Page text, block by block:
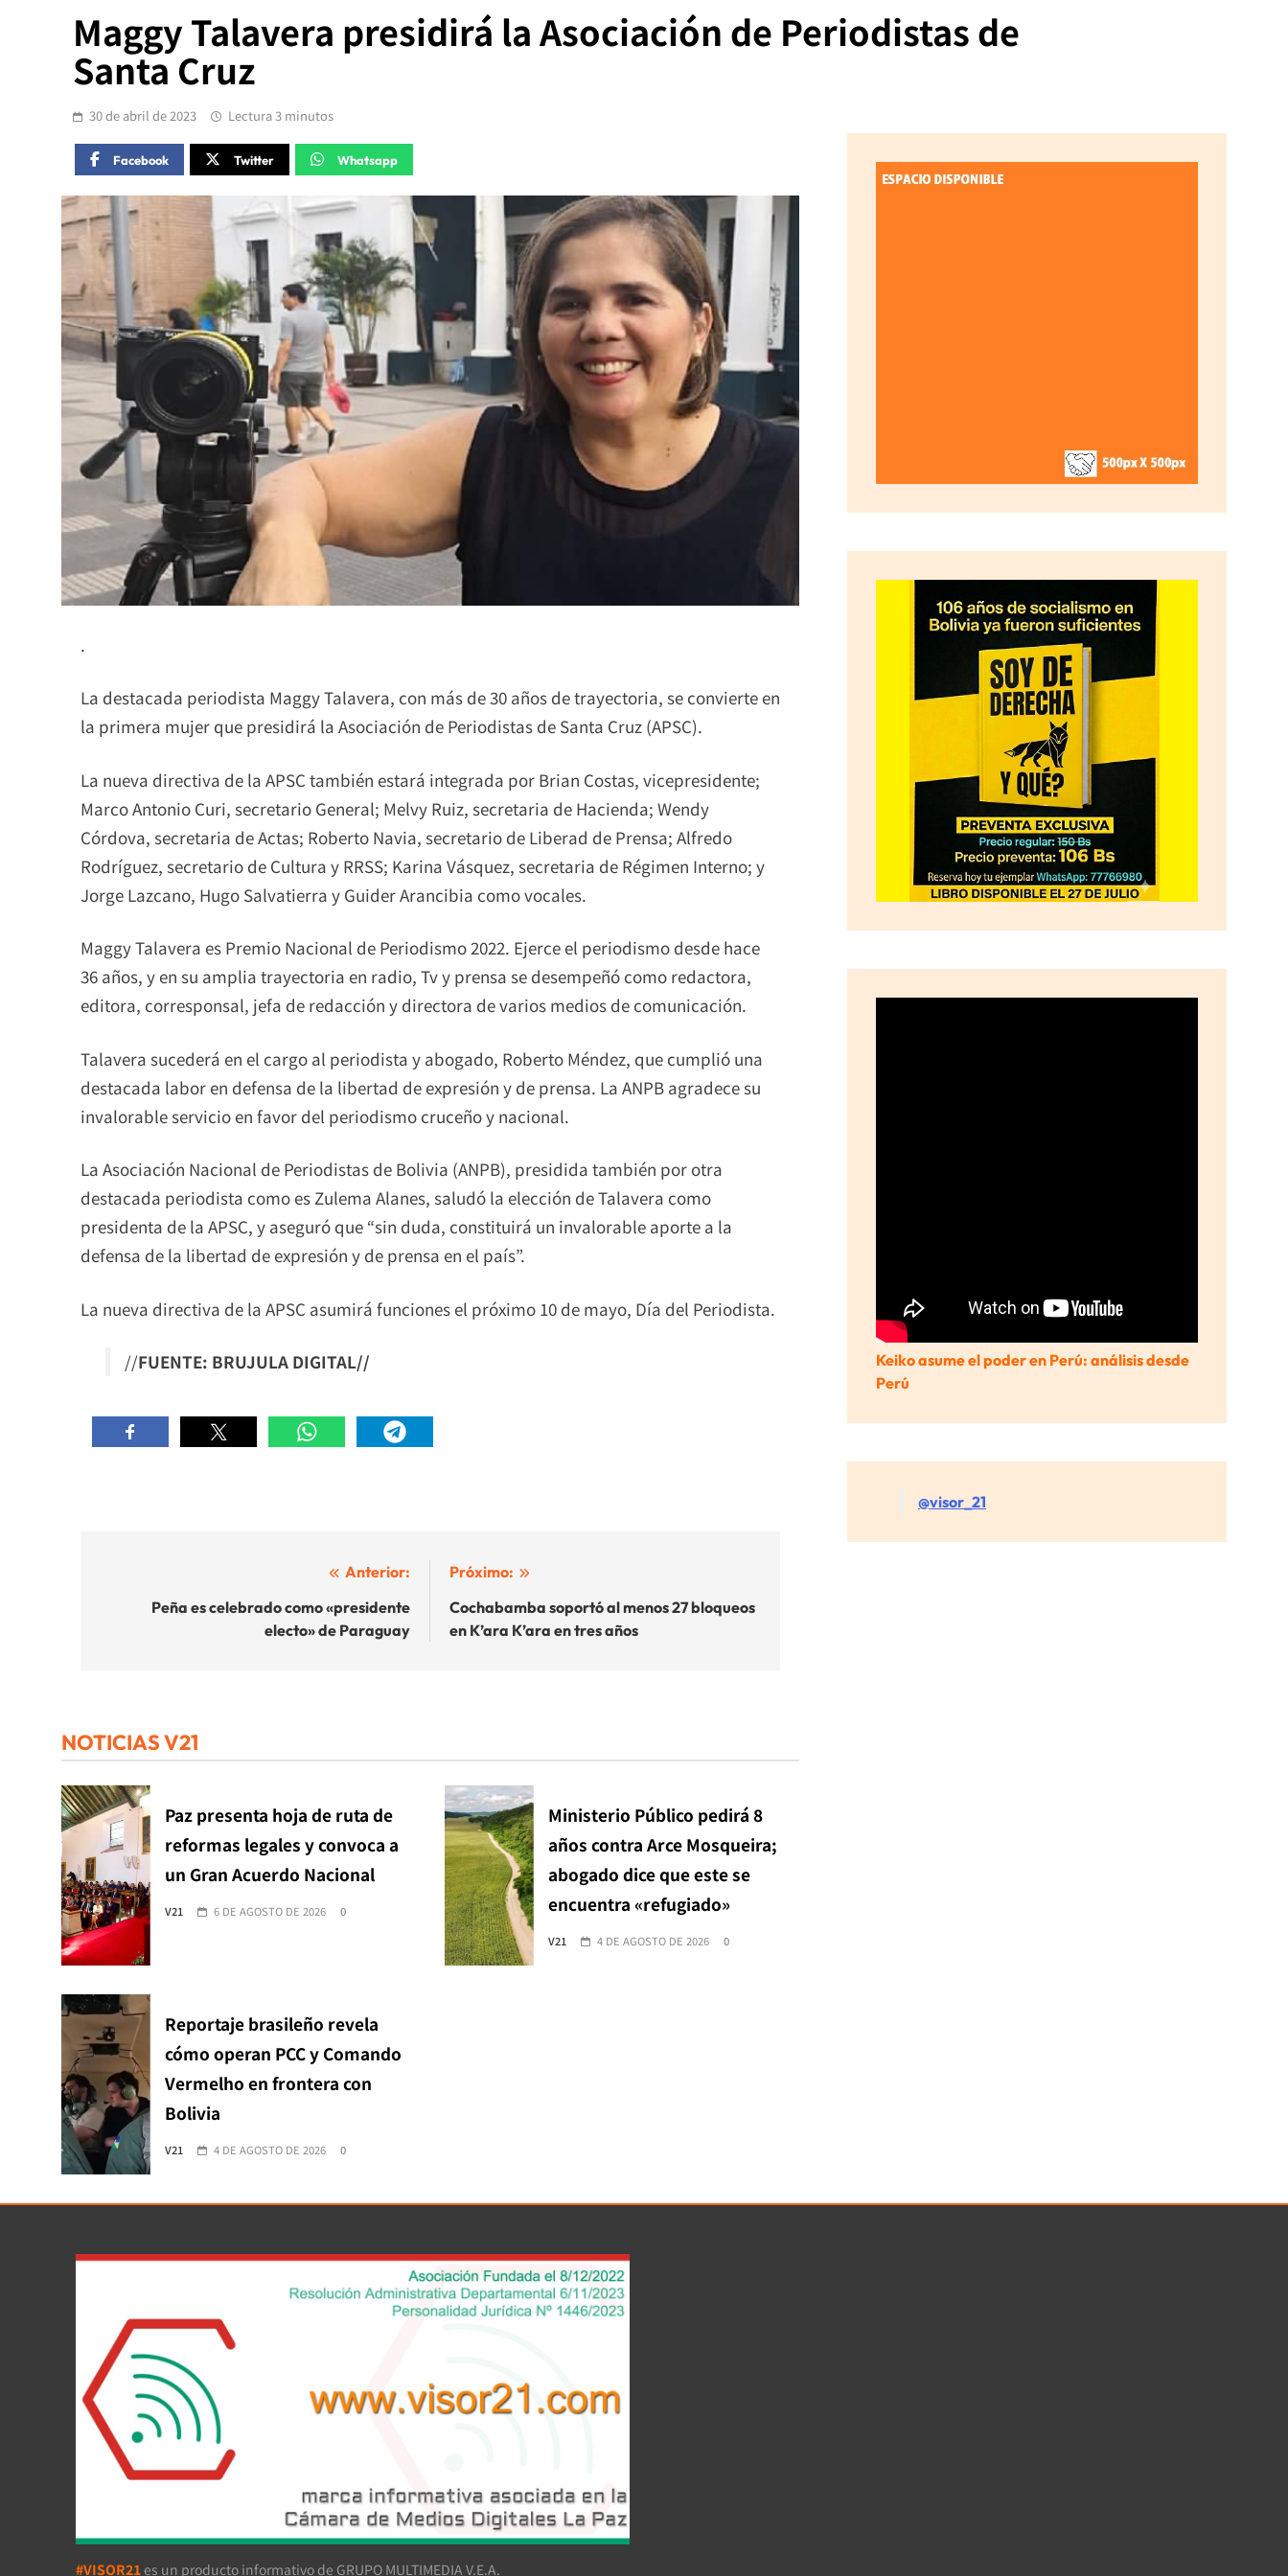
Maggy Talavera presidirá la Asociación de Periodistas de
Santa Cruz
30 de abril de 2023 Lectura 3 minutos
Facebook Twitter Whatsapp
.
La destacada periodista Maggy Talavera, con más de 30 años de trayectoria, se convierte en
la primera mujer que presidirá la Asociación de Periodistas de Santa Cruz (APSC).
La nueva directiva de la APSC también estará integrada por Brian Costas, vicepresidente;
Marco Antonio Curi, secretario General; Melvy Ruiz, secretaria de Hacienda; Wendy
Córdova, secretaria de Actas; Roberto Navia, secretario de Liberad de Prensa; Alfredo
Rodríguez, secretario de Cultura y RRSS; Karina Vásquez, secretaria de Régimen Interno; y
Jorge Lazcano, Hugo Salvatierra y Guider Arancibia como vocales.
Maggy Talavera es Premio Nacional de Periodismo 2022. Ejerce el periodismo desde hace
36 años, y en su amplia trayectoria en radio, Tv y prensa se desempeñó como redactora,
editora, corresponsal, jefa de redacción y directora de varios medios de comunicación.
Talavera sucederá en el cargo al periodista y abogado, Roberto Méndez, que cumplió una
destacada labor en defensa de la libertad de expresión y de prensa. La ANPB agradece su
invalorable servicio en favor del periodismo cruceño y nacional.
La Asociación Nacional de Periodistas de Bolivia (ANPB), presidida también por otra
destacada periodista como es Zulema Alanes, saludó la elección de Talavera como
presidenta de la APSC, y aseguró que “sin duda, constituirá un invalorable aporte a la
defensa de la libertad de expresión y de prensa en el país”.
La nueva directiva de la APSC asumirá funciones el próximo 10 de mayo, Día del Periodista.
//FUENTE: BRUJULA DIGITAL//
Anterior:
Peña es celebrado como «presidente
electo» de Paraguay
Próximo:
Cochabamba soportó al menos 27 bloqueos
en K’ara K’ara en tres años
NOTICIAS V21
Paz presenta hoja de ruta de
reformas legales y convoca a
un Gran Acuerdo Nacional
V21 6 DE AGOSTO DE 2026 0
Ministerio Público pedirá 8
años contra Arce Mosqueira;
abogado dice que este se
encuentra «refugiado»
V21 4 DE AGOSTO DE 2026 0
Reportaje brasileño revela
cómo operan PCC y Comando
Vermelho en frontera con
Bolivia
V21 4 DE AGOSTO DE 2026 0
Keiko asume el poder en Perú: análisis desde
Perú
@visor_21
#VISOR21 es un producto informativo de GRUPO MULTIMEDIA V.E.A.